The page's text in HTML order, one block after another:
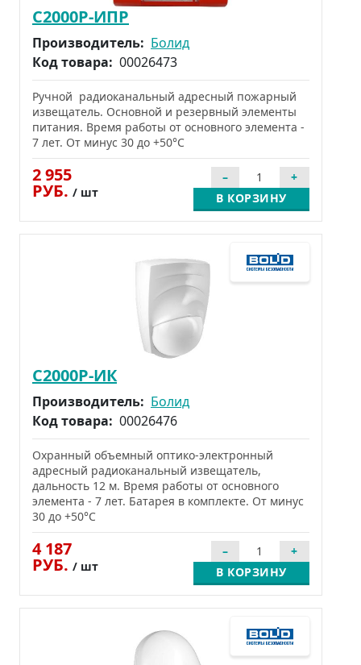
С2000Р-ИПР
Производитель: Болид
Код товара: 00026473
Ручной радиоканальный адресный пожарный
извещатель. Основной и резервный элементы
питания. Время работы от основного элемента -
7 лет. От минус 30 до +50°С
2 955
РУБ. / шт В КОРЗИНУ
С2000Р-ИК
Производитель: Болид
Код товара: 00026476
Охранный объемный оптико-электронный
адресный радиоканальный извещатель,
дальность 12 м. Время работы от основного
элемента - 7 лет. Батарея в комплекте. От минус
30 до +50°С
4 187
РУБ. / шт В КОРЗИНУ